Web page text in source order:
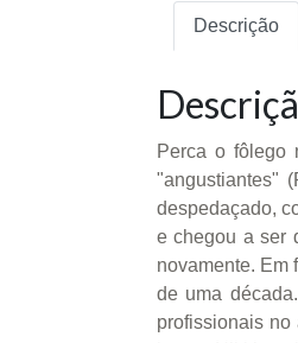
Descrição
Perca o fôlego
"angustiantes"
despedaçado,
e chegou a ser
novamente. Em
de uma
profissionais no